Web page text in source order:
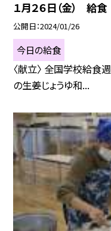
１月２６日（金） 給食
公開日 2024/01/26
今日の給食
〈献立〉 全国学校給食
の生姜じょうゆ和...